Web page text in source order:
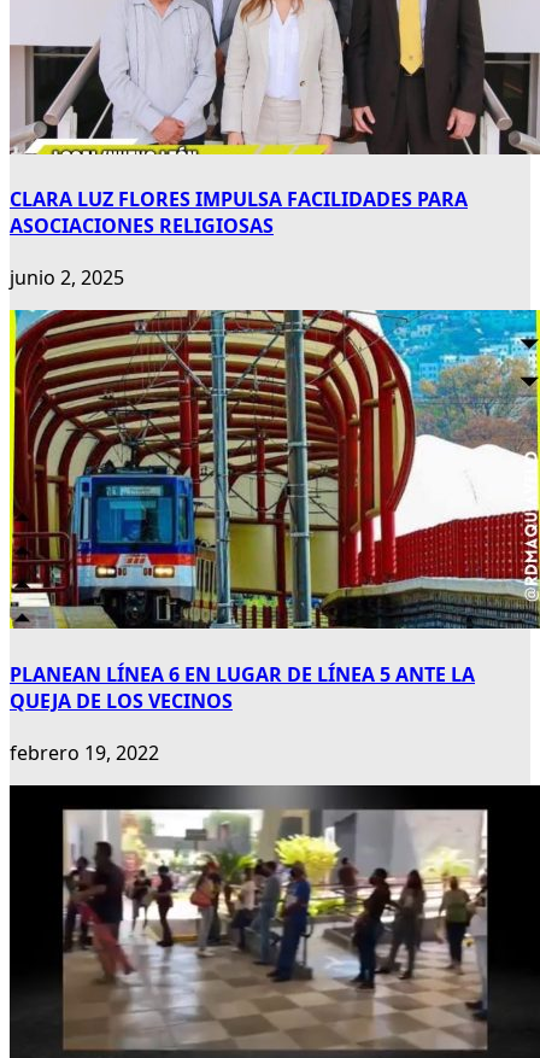
CLARA LUZ FLORES IMPULSA FACILIDADES PARA
ASOCIACIONES RELIGIOSAS
junio 2, 2025
PLANEAN LÍNEA 6 EN LUGAR DE LÍNEA 5 ANTE LA
QUEJA DE LOS VECINOS
febrero 19, 2022